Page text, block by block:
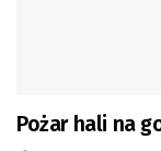
Pożar hali na